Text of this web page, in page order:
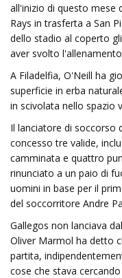
all'inizio di questo mese
Rays in trasferta a San
dello stadio al coperto
aver svolto
A Filadelfia, O'Neill ha
superficie in erba
in scivolata nello spazio
Il lanciatore di soccorso
concesso tre valide,
camminata e quattro
rinunciato a un paio di
uomini in base per il
del soccorritore Andre
Gallegos non lanciava
Oliver Marmol ha detto
partita,
cose che stava